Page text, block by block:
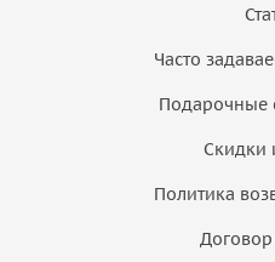
Часто
Подарочные
Скидки
Политика